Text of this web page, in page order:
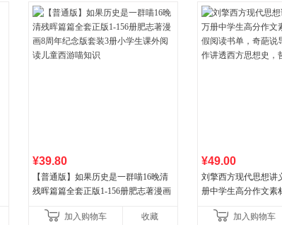
¥39.80
【普通版】如果历史是一群喵16晚清
残晖篇篇全套正版1-156册肥志著漫画
儿童西游喵知识
加入购物车 收藏
¥49.00
刘擎西方现代思想讲
册中学生高分作文素
讲透西方思想史，哲
加入购物车